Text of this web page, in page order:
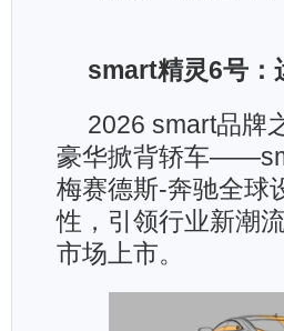
smart精灵6号：
2026 smart品牌
豪华掀背轿车
梅赛德斯-奔驰全球
性，引领行业新潮
市场上市。